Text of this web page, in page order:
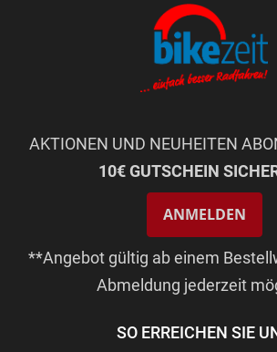
AKTIONEN UND NEUHEITEN
10€ GUTSCHEIN
ANMELDEN
**Angebot gültig ab einem
Abmeldung jederzeit
SO ERREICHEN SIE